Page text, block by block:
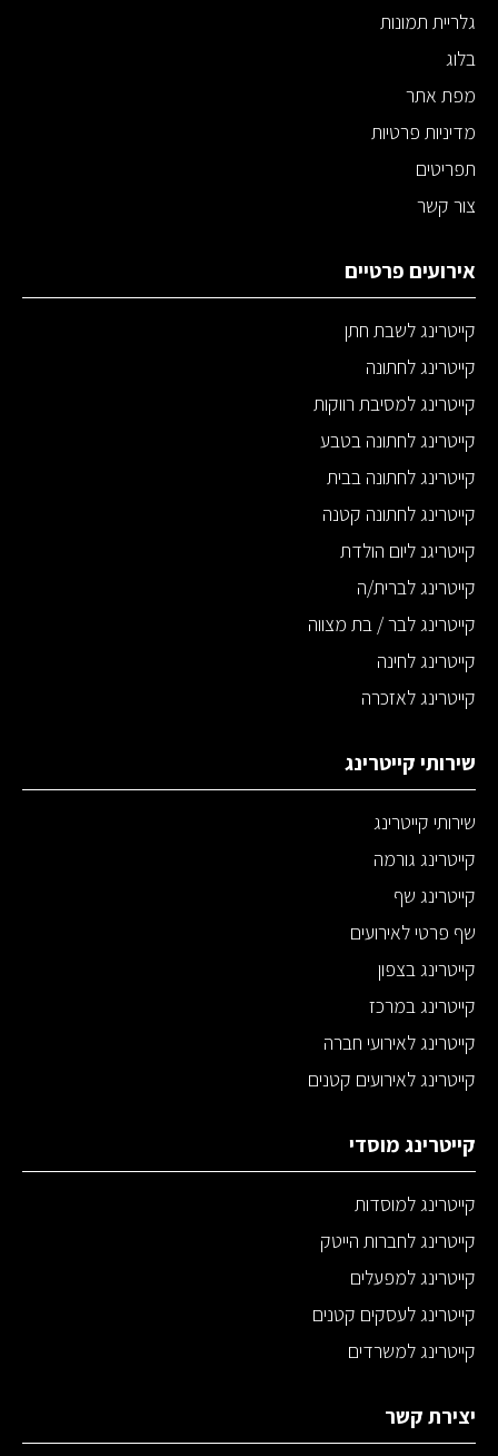
גלריית תמונות
בלוג
מפת אתר
מדיניות פרטיות
תפריטים
צור קשר
אירועים פרטיים
קייטרינג לשבת חתן
קייטרינג לחתונה
קייטרינג למסיבת רווקות
קייטרינג לחתונה בטבע
קייטרינג לחתונה בבית
קייטרינג לחתונה קטנה
קייטריגנ ליום הולדת
קייטרינג לברית/ה
קייטרינג לבר / בת מצווה
קייטרינג לחינה
קייטרינג לאזכרה
שירותי קייטרינג
שירותי קייטרינג
קייטרינג גורמה
קייטרינג שף
שף פרטי לאירועים
קייטרינג בצפון
קייטרינג במרכז
קייטרינג לאירועי חברה
קייטרינג לאירועים קטנים
קייטרינג מוסדי
קייטרינג למוסדות
קייטרינג לחברות הייטק
קייטרינג למפעלים
קייטרינג לעסקים קטנים
קייטרינג למשרדים
יצירת קשר